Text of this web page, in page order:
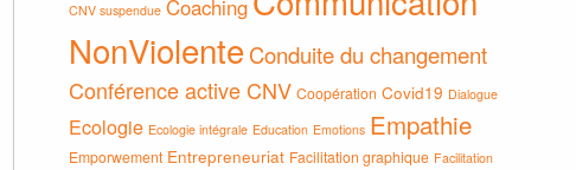
CNV suspendue Coaching
NonViolenteConduite du changement
Conférence active CNV Coopération Covid19 Dialogue
Ecologie Ecologie intégrale Education Emotions Empathie
Emporwement Entrepreneuriat Facilitation graphique Facilitation